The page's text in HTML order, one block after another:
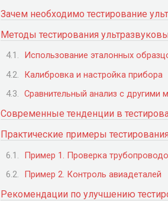
Зачем необходимо тестирование
Методы тестирования
Использование эталонных
Калибровка и настройка прибора
Сравнительный анализ с другими
Современные тенденции в
Практические примеры
Пример 1. Проверка
Пример 2. Контроль авиадеталей
Рекомендации по улучшению